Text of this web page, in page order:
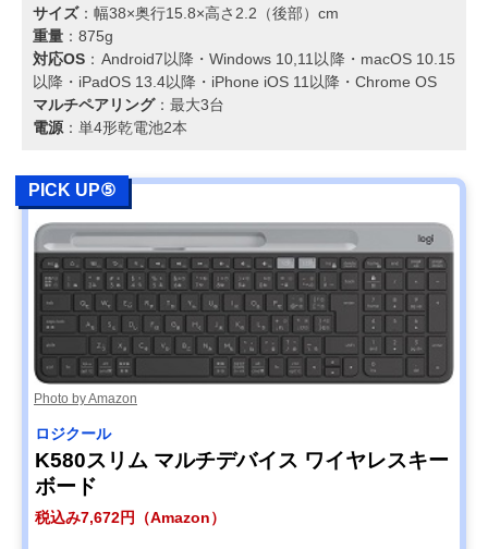
サイズ：幅38×奥行15.8×高さ2.2（後部）cm
重量 ：875g
対応OS ：Android7以降・Windows 10,11以降・macOS 10.15
以降・iPadOS 13.4以降・iPhone iOS 11以降・Chrome OS
マルチペアリング：最大3台
電源 ：単4形乾電池2本
PICK UP⑤
Photo by Amazon
ロジクール
K580スリム マルチデバイス ワイヤレスキー
ボード
税込み7,672円（Amazon）